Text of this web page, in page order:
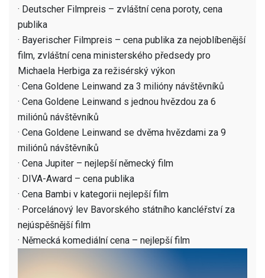
· Deutscher Filmpreis – zvláštní cena poroty, cena
publika
· Bayerischer Filmpreis – cena publika za nejoblíbenější
film, zvláštní cena ministerského předsedy pro
Michaela Herbiga za režisérský výkon
· Cena Goldene Leinwand za 3 milióny návštěvníků
· Cena Goldene Leinwand s jednou hvězdou za 6
miliónů návštěvníků
· Cena Goldene Leinwand se dvěma hvězdami za 9
miliónů návštěvníků
· Cena Jupiter – nejlepší německý film
· DIVA-Award – cena publika
· Cena Bambi v kategorii nejlepší film
· Porcelánový lev Bavorského státního kancléřství za
nejúspěšnější film
· Německá komediální cena – nejlepší film